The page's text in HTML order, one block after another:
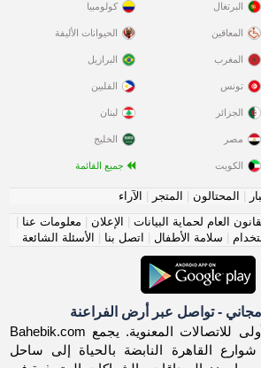
البرتغال
المعاقين
كولومبيا
الحيوانات الأليفة
المغرب
تونس
الجزائر
مصر
الكويت
البرازيل
الفلبين
لبنان
الخليج
جميع القائمة
المحتالون المتجر
الآراء
العام لحماية البيانات
الإعلان معلومات عنا
سلامة الأطفال اتصل بنا الأسئلة الشائعة
- تواصل عبر أرض الفراعنة
اكتشف منصة مصر الأولى للاتصالات المعنوية. يجمع Bahebik.com
القاهرة النابضة بالحياة إلى ساحل